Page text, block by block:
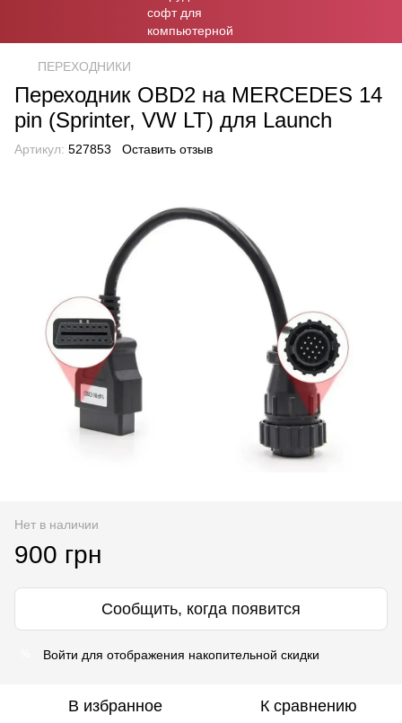
ПЕРЕХОДНИКИ
Переходник OBD2 на MERCEDES 14
pin (Sprinter, VW LT) для Launch
Артикул: 527853 Оставить отзыв
Нет в наличии
900 грн
Сообщить, когда появится
Войти для отображения накопительной скидки
В избранное К сравнению